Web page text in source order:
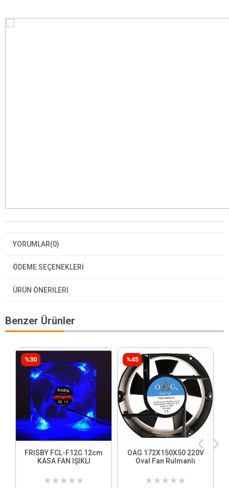
YORUMLAR(0)
ÖDEME SEÇENEKLERI
ÜRÜN ÖNERILERI
Benzer Ürünler
FRISBY FCL-F12C 12cm
KASA FAN IŞIKLI
★ ★ ★ ★ ★
%30
OAG 172X150X50 220V
Oval Fan Rulmanlı
★ ★ ★ ★ ★
%45